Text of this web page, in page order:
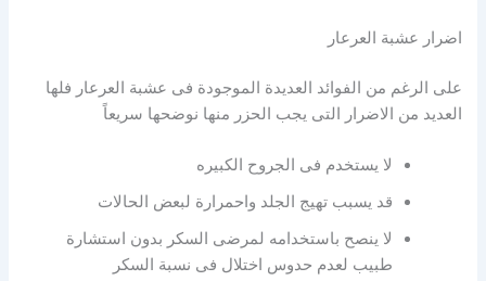
اضرار عشبة العرعار
على الرغم من الفوائد العديدة الموجودة فى عشبة العرعار فلها
العديد من الاضرار التى يجب الحزر منها نوضحها سريعاً
لا يستخدم فى الجروح الكبيره
قد يسبب تهيج الجلد واحمرارة لبعض الحالات
لا ينصح باستخدامه لمرضى السكر بدون استشارة
طبيب لعدم حدوس اختلال فى نسبة السكر